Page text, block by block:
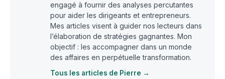
engagé à fournir des analyses percutantes
pour aider les dirigeants et entrepreneurs.
Mes articles visent à guider nos lecteurs dans
l’élaboration de stratégies gagnantes. Mon
objectif : les accompagner dans un monde
des affaires en perpétuelle transformation.
Tous les articles de Pierre →